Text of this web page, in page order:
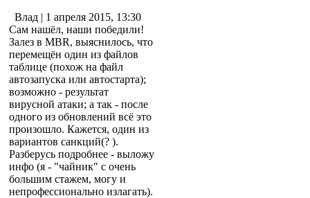
Влад | 1 апреля 2015, 13:30
Сам нашёл, наши победили!
Залез в MBR, выяснилось, что
перемещён один из файлов
таблице (похож на файл
автозапуска или автостарта);
возможно - результат
вирусной атаки; а так - после
одного из обновлений всё это
произошло. Кажется, один из
вариантов санкций(? ).
Разберусь подробнее - выложу
инфо (я - "чайник" с очень
большим стажем, могу и
непрофессионально излагать).